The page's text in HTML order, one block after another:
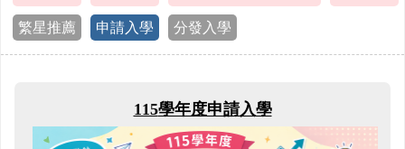
繁星推薦 申請入學 分發入學
115學年度申請入學